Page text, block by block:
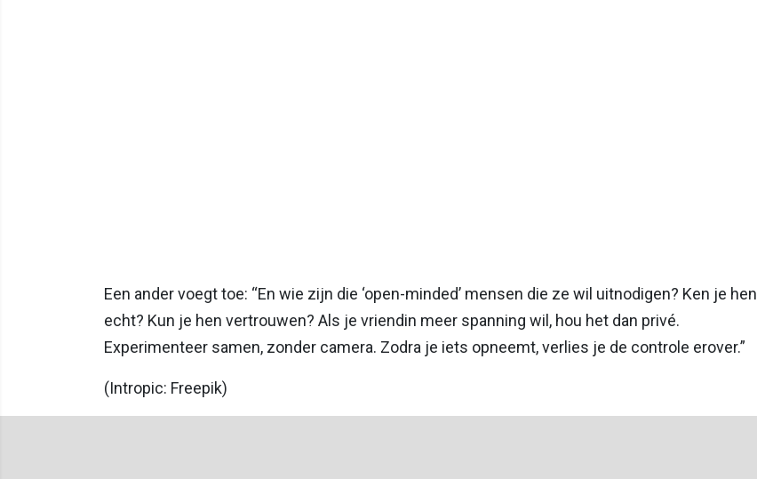
Een ander voegt toe: “En wie zijn die ‘open-minded’ mensen die ze wil uitnodigen? Ken je hen
echt? Kun je hen vertrouwen? Als je vriendin meer spanning wil, hou het dan privé.
Experimenteer samen, zonder camera. Zodra je iets opneemt, verlies je de controle erover.”
(Intropic: Freepik)